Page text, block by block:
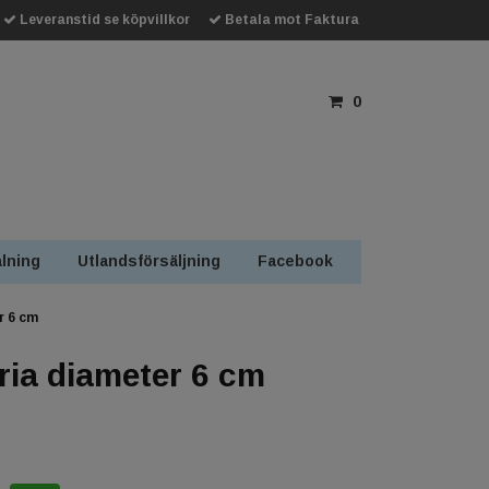
Leveranstid se köpvillkor Betala mot Faktura
0
Utlandsförsäljning Facebook
6 cm
diameter 6 cm